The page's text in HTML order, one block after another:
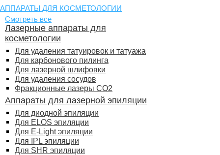
АППАРАТЫ ДЛЯ КОСМЕТОЛОГИИ
Смотреть все
Лазерные аппараты для
косметологии
Для удаления татуировок и татуажа
Для карбонового пилинга
Для лазерной шлифовки
Для удаления сосудов
Фракционные лазеры СО2
Аппараты для лазерной эпиляции
Для диодной эпиляции
Для ELOS эпиляции
Для E-Light эпиляции
Для IPL эпиляции
Для SHR эпиляции